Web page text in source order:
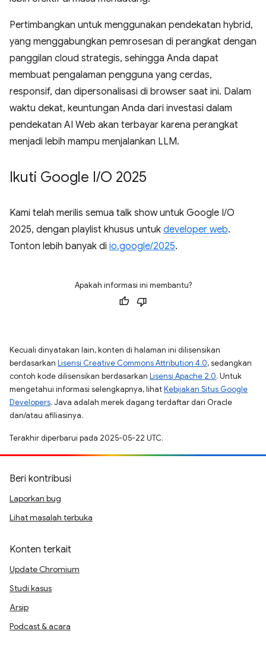
Pertimbangkan untuk menggunakan pendekatan hybrid,
yang menggabungkan pemrosesan di perangkat dengan
panggilan cloud strategis, sehingga Anda dapat
membuat pengalaman pengguna yang cerdas,
responsif, dan dipersonalisasi di browser saat ini. Dalam
waktu dekat, keuntungan Anda dari investasi dalam
pendekatan AI Web akan terbayar karena perangkat
menjadi lebih mampu menjalankan LLM.
Ikuti Google I/O 2025
Kami telah merilis semua talk show untuk Google I/O
2025, dengan playlist khusus untuk developer web.
Tonton lebih banyak di io.google/2025.
Apakah informasi ini membantu?
Kecuali dinyatakan lain, konten di halaman ini dilisensikan
berdasarkan Lisensi Creative Commons Attribution 4.0, sedangkan
contoh kode dilisensikan berdasarkan Lisensi Apache 2.0. Untuk
mengetahui informasi selengkapnya, lihatKebijakan Situs Google
Developers. Java adalah merek dagang terdaftar dari Oracle
dan/atau afiliasinya.
Terakhir diperbarui pada 2025-05-22 UTC.
Beri kontribusi
Laporkan bug
Lihat masalah terbuka
Konten terkait
Update Chromium
Studi kasus
Arsip
Podcast & acara